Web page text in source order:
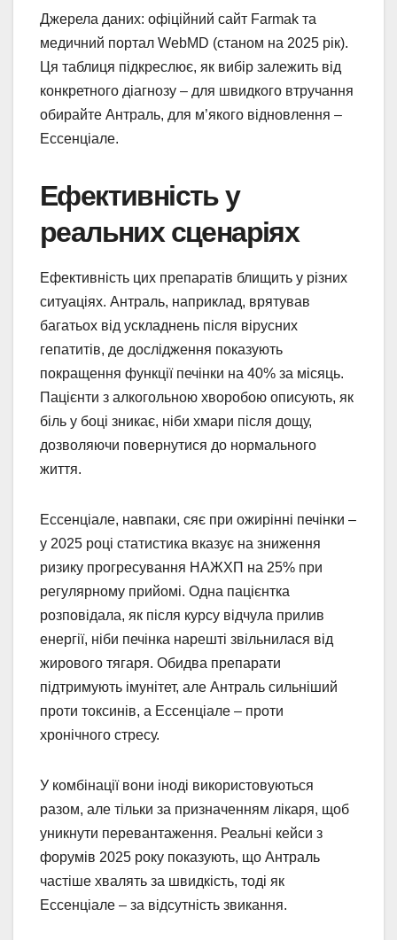
Джерела даних: офіційний сайт Farmak та
медичний портал WebMD (станом на 2025 рік).
Ця таблиця підкреслює, як вибір залежить від
конкретного діагнозу – для швидкого втручання
обирайте Антраль, для м’якого відновлення –
Ессенціале.
Ефективність у
реальних сценаріях
Ефективність цих препаратів блищить у різних
ситуаціях. Антраль, наприклад, врятував
багатьох від ускладнень після вірусних
гепатитів, де дослідження показують
покращення функції печінки на 40% за місяць.
Пацієнти з алкогольною хворобою описують, як
біль у боці зникає, ніби хмари після дощу,
дозволяючи повернутися до нормального
життя.
Ессенціале, навпаки, сяє при ожирінні печінки –
у 2025 році статистика вказує на зниження
ризику прогресування НАЖХП на 25% при
регулярному прийомі. Одна пацієнтка
розповідала, як після курсу відчула прилив
енергії, ніби печінка нарешті звільнилася від
жирового тягаря. Обидва препарати
підтримують імунітет, але Антраль сильніший
проти токсинів, а Ессенціале – проти
хронічного стресу.
У комбінації вони іноді використовуються
разом, але тільки за призначенням лікаря, щоб
уникнути перевантаження. Реальні кейси з
форумів 2025 року показують, що Антраль
частіше хвалять за швидкість, тоді як
Ессенціале – за відсутність звикання.